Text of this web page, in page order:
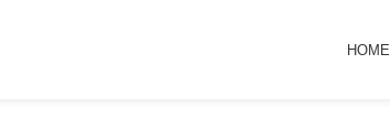
HOME